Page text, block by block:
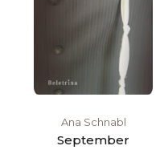
Ana Schnabl
September